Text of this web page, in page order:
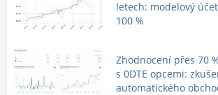
letech: modelový
100 %
Zhodnocení přes 70
s 0DTE opcemi:
automatického